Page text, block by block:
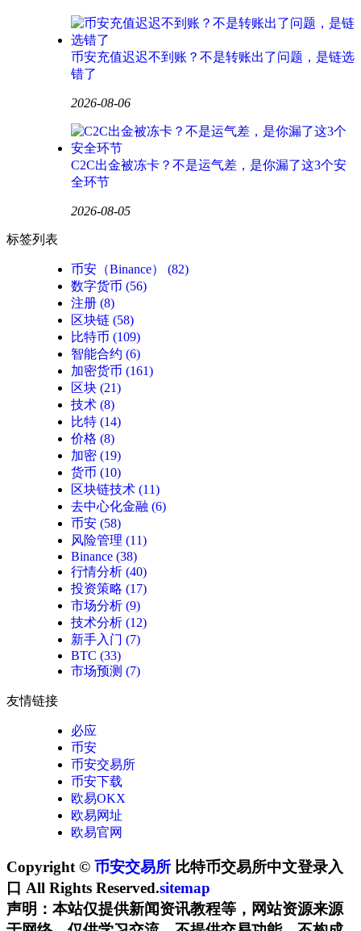
币安充值迟迟不到账？不是转账出了问题，是链选
错了
2026-08-06
C2C出金被冻卡？不是运气差，是你漏了这3个安
全环节
2026-08-05
标签列表
币安（Binance）
(82)
数字货币 (56)
注册 (8)
区块链 (58)
比特币 (109)
智能合约 (6)
加密货币 (161)
区块 (21)
技术 (8)
比特 (14)
价格 (8)
加密 (19)
货币 (10)
区块链技术 (11)
去中心化金融 (6)
币安 (58)
风险管理 (11)
Binance (38)
行情分析 (40)
投资策略 (17)
市场分析 (9)
技术分析 (12)
新手入门 (7)
BTC (33)
市场预测 (7)
友情链接
必应
币安
币安交易所
币安下载
欧易OKX
欧易网址
欧易官网
Copyright © 币安交易所 比特币交易所中文登录入
口 All Rights Reserved.sitemap
声明：本站仅提供新闻资讯教程等，网站资源来源